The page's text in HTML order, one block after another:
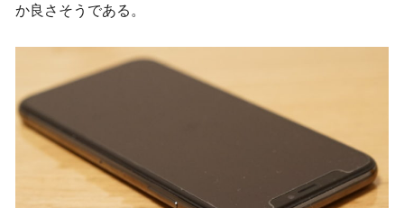
か良さそうである。